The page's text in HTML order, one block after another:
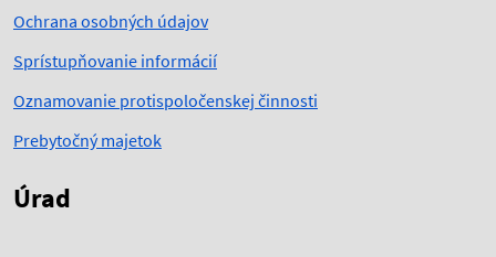
Ochrana osobných údajov
Sprístupňovanie informácií
Oznamovanie protispoločenskej činnosti
Prebytočný majetok
Úrad